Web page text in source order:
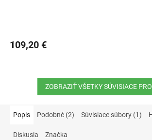
109,20 €
ZOBRAZIŤ VŠETKY SÚVISIACE
Popis Podobné (2) Súvisiace súbory (1)
Diskusia Značka